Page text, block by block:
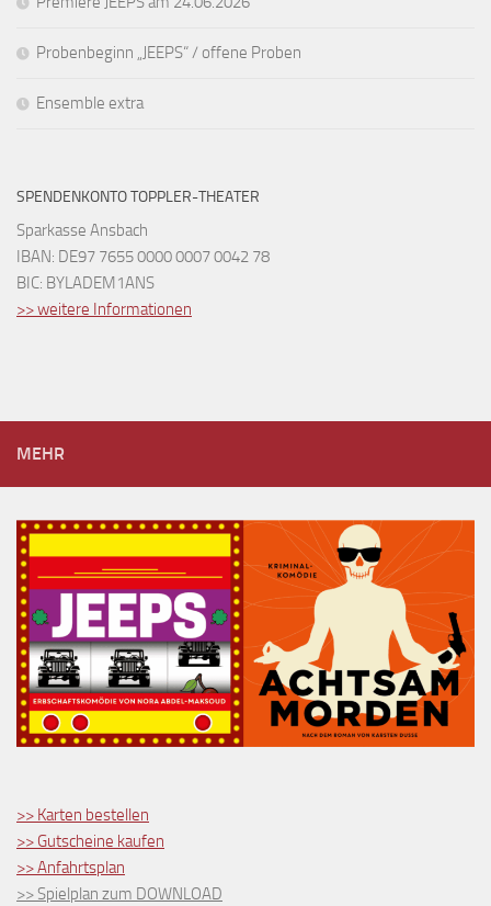
Probenbeginn „JEEPS“ / offene Proben
Ensemble extra
SPENDENKONTO TOPPLER-THEATER
Sparkasse Ansbach
IBAN: DE97 7655 0000 0007 0042 78
BIC: BYLADEM1ANS
>> weitere Informationen
MEHR
>> Karten bestellen
>> Gutscheine kaufen
>> Anfahrtsplan
>> Spielplan zum DOWNLOAD